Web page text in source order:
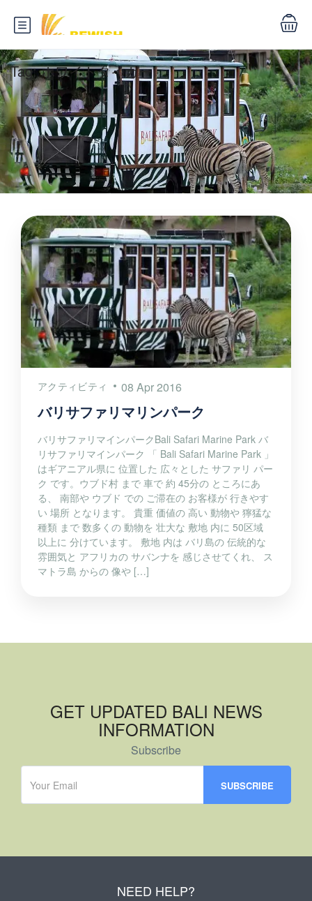
Tag:ホワイトタイガー
アクティビティ 08 Apr 2016
バリサファリマリンパーク
バリサファリマインパークBali Safari Marine Park バ
リサファリマインパーク 「 Bali Safari Marine Park 」
はギアニアル県に 位置した 広々とした サファリ パー
ク です。ウブド村 まで 車で 約 45分の ところにあ
る、 南部や ウブド での ご滞在の お客様が 行きやす
い 場所 となります。 貴重 価値の 高い 動物や 獰猛な
種類 まで 数多くの 動物を 壮大な 敷地 内に 50区域
以上に 分けています。 敷地 内は バリ島の 伝統的な
雰囲気と アフリカの サバンナを 感じさせてくれ、 ス
マトラ島 からの 像や […]
GET UPDATED BALI NEWS
INFORMATION
Subscribe
NEED HELP?